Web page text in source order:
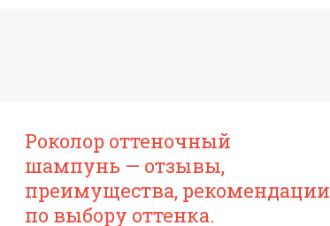
Роколор оттеночный
шампунь — отзывы,
преимущества, рекомендации
по выбору оттенка.